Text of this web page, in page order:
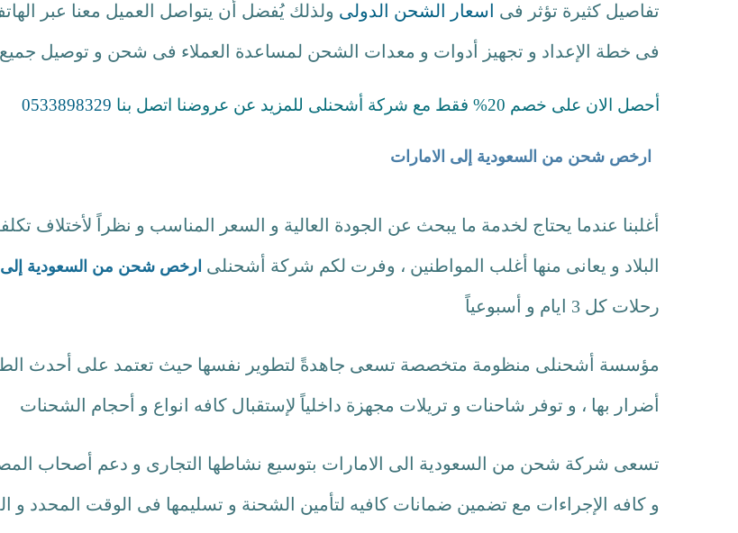
تفاصيل كثيرة تؤثر فى اسعار الشحن الدولى ولذلك يُفضل أن يتواصل العميل معنا عبر
فى خطة الإعداد و تجهيز أدوات و معدات الشحن لمساعدة العملاء فى شحن و توصيل
أحصل الان على خصم 20% فقط مع شركة أشحنلى للمزيد عن عروضنا اتصل بنا 0533898329
ارخص شحن من السعودية إلى الامارات
أغلبنا عندما يحتاج لخدمة ما يبحث عن الجودة العالية و السعر المناسب و نظراً لأختلاف
البلاد و يعانى منها أغلب المواطنين ، وفرت لكم شركة أشحنلى ارخص شحن من السعودية إلى
رحلات كل 3 ايام و أسبوعياً
مؤسسة أشحنلى منظومة متخصصة تسعى جاهدةً لتطوير نفسها حيث تعتمد على أحدث
أضرار بها ، و توفر شاحنات و تريلات مجهزة داخلياً لإستقبال كافه انواع و أحجام الشحنات
تسعى شركة شحن من السعودية الى الامارات بتوسيع نشاطها التجارى و دعم أصحاب
و كافه الإجراءات مع تضمين ضمانات كافيه لتأمين الشحنة و تسليمها فى الوقت المحدد و